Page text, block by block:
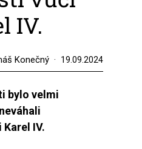
IV.
Konečný 19.09.2024
bylo velmi
IV.